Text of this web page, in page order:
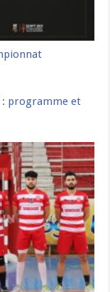
programme et